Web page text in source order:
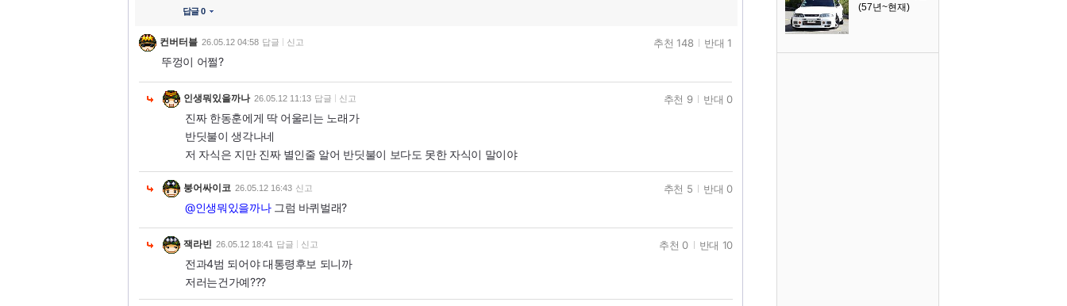
답글 0
컨버터블 26.05.12 04:58 답글 신고
뚜껑이 어쩔?
추천 148 반대 1
인생뭐있을까나 26.05.12 11:13 답글 신고
진짜 한동훈에게 딱 어울리는 노래가
반딧불이 생각나네
저 자식은 지만 진짜 별인줄 알어 반딧불이 보다도 못한 자식이 말이야
추천 9 반대 0
붕어싸이코 26.05.12 16:43 신고
@인생뭐있을까나그럼 바퀴벌래?
추천 5 반대 0
잭라빈 26.05.12 18:41 답글 신고
전과4범 되어야 대통령후보 되니까
저러는건가예???
추천 0 반대 10
(57년~현재)